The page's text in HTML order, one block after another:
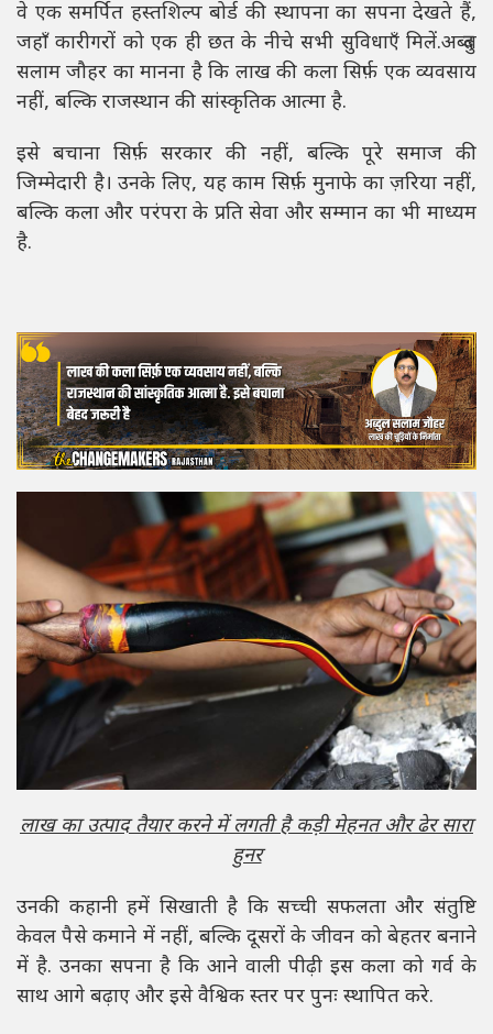
वे एक समर्पित हस्तशिल्प बोर्ड की स्थापना का सपना देखते हैं,
जहाँ कारीगरों को एक ही छत के नीचे सभी सुविधाएँ मिलें.अब्दुल
सलाम जौहर का मानना ​​है कि लाख की कला सिर्फ़ एक व्यवसाय
नहीं, बल्कि राजस्थान की सांस्कृतिक आत्मा है.
इसे बचाना सिर्फ़ सरकार की नहीं, बल्कि पूरे समाज की
जिम्मेदारी है। उनके लिए, यह काम सिर्फ़ मुनाफे का ज़रिया नहीं,
बल्कि कला और परंपरा के प्रति सेवा और सम्मान का भी माध्यम
है.
लाख का उत्पाद तैयार करने में लगती है कड़ी मेहनत और ढेर सारा
हुनर
उनकी कहानी हमें सिखाती है कि सच्ची सफलता और संतुष्टि
केवल पैसे कमाने में नहीं, बल्कि दूसरों के जीवन को बेहतर बनाने
में है. उनका सपना है कि आने वाली पीढ़ी इस कला को गर्व के
साथ आगे बढ़ाए और इसे वैश्विक स्तर पर पुनः स्थापित करे.